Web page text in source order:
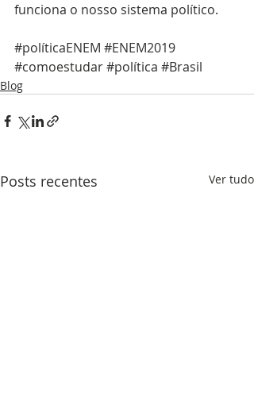
funciona o nosso sistema político.
#políticaENEM #ENEM2019
#comoestudar#política #Brasil
Blog
Posts recentes Ver tudo